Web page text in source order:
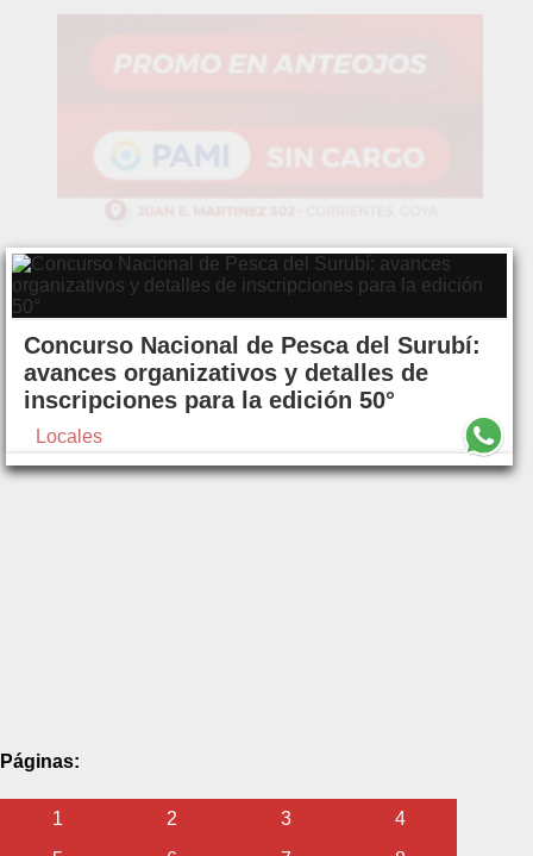
Concurso Nacional de Pesca del Surubí:
avances organizativos y detalles de
inscripciones para la edición 50°
Locales
Páginas:
1 2 3
4